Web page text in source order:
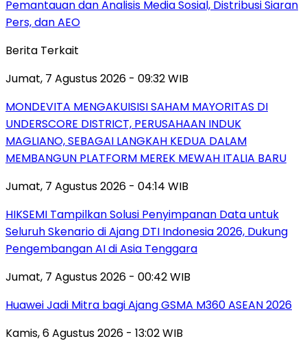
Pemantauan dan Analisis Media Sosial, Distribusi Siaran
Pers, dan AEO
Berita Terkait
Jumat, 7 Agustus 2026 - 09:32 WIB
MONDEVITA MENGAKUISISI SAHAM MAYORITAS DI
UNDERSCORE DISTRICT, PERUSAHAAN INDUK
MAGLIANO, SEBAGAI LANGKAH KEDUA DALAM
MEMBANGUN PLATFORM MEREK MEWAH ITALIA BARU
Jumat, 7 Agustus 2026 - 04:14 WIB
HIKSEMI Tampilkan Solusi Penyimpanan Data untuk
Seluruh Skenario di Ajang DTI Indonesia 2026, Dukung
Pengembangan AI di Asia Tenggara
Jumat, 7 Agustus 2026 - 00:42 WIB
Huawei Jadi Mitra bagi Ajang GSMA M360 ASEAN 2026
Kamis, 6 Agustus 2026 - 13:02 WIB